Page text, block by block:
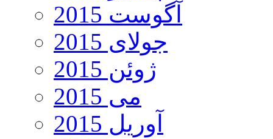
آگوست 2015
جولای 2015
ژوئن 2015
می 2015
آوریل 2015